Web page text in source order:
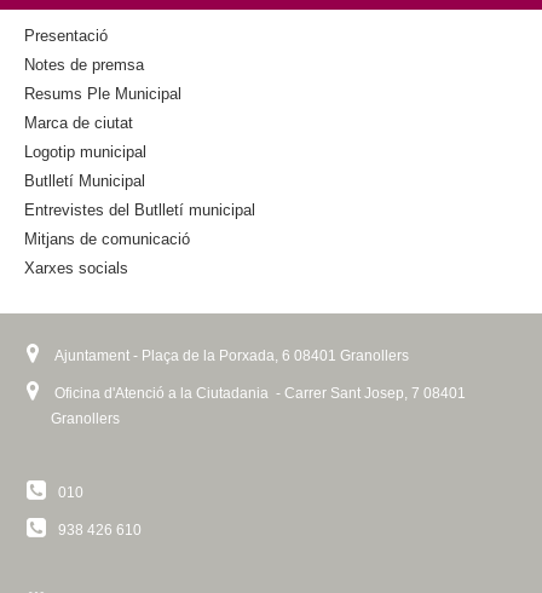
k
i
t
e
r
n
a
Presentació
Notes de premsa
Resums Ple Municipal
Marca de ciutat
Logotip municipal
Butlletí Municipal
Entrevistes del Butlletí municipal
Mitjans de comunicació
Xarxes socials
Ajuntament - Plaça de la Porxada, 6 08401 Granollers
Oficina d'Atenció a la Ciutadania - Carrer Sant Josep, 7 08401
Granollers
010
938 426 610